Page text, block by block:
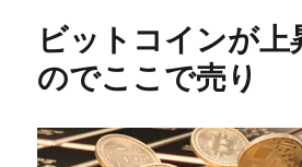
ー
ビットコインが上
のでここで売り